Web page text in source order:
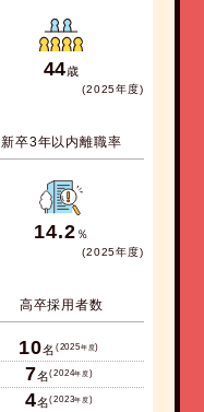
44歳
(2025年度)
新卒3年以内離職率
14.2 ％
(2025年度)
高卒採用者数
(2025年度)
10名
(2024年度)
7名
(2023年度)
4名